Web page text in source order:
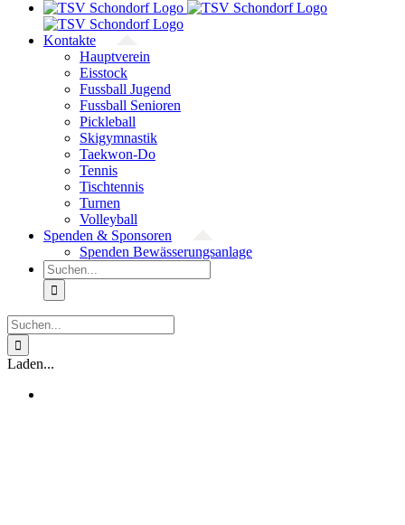
Kontakte
Hauptverein
Eisstock
Fussball Jugend
Fussball Senioren
Pickleball
Skigymnastik
Taekwon-Do
Tennis
Tischtennis
Turnen
Volleyball
Spenden & Sponsoren
Spenden Bewässerungsanlage
Suche
nach:
Suche
nach:
Laden...